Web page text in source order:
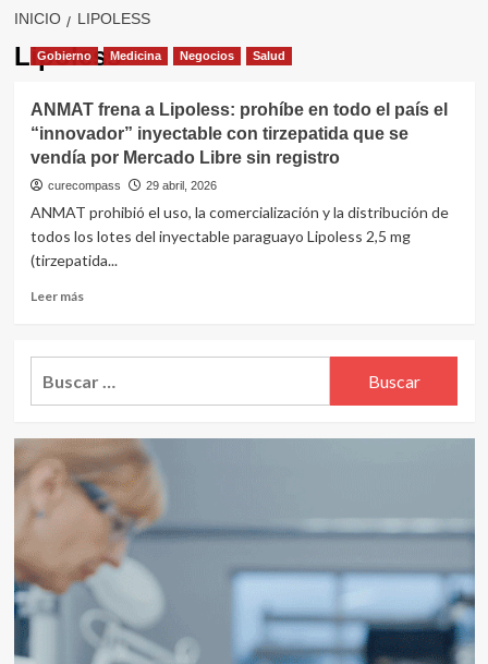
INICIO LIPOLESS
Lipoless
Gobierno Medicina Negocios Salud
ANMAT frena a Lipoless: prohíbe en todo el país el
“innovador” inyectable con tirzepatida que se
vendía por Mercado Libre sin registro
curecompass 29 abril, 2026
ANMAT prohibió el uso, la comercialización y la distribución de
todos los lotes del inyectable paraguayo Lipoless 2,5 mg
(tirzepatida...
Leer másLeer
ANMAT
frena
prohíbe
en
todo
el
el
“innovador”
inyectable
con
tirzepatida
que